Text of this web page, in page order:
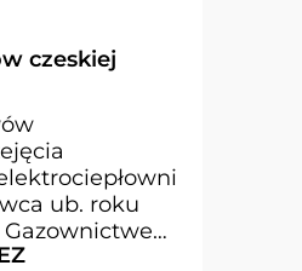
czeskiej
ub. roku